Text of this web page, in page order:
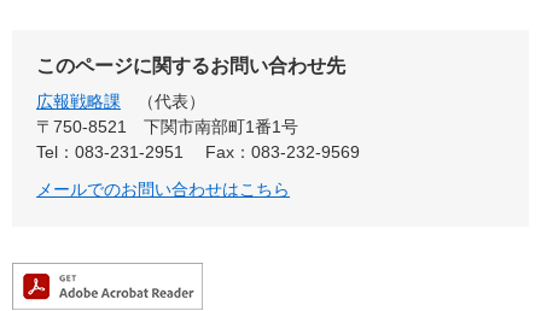
このページに関するお問い合わせ先
広報戦略課
代表
〒750-8521
下関市南部町1番1号
Tel：083-231-2951
Fax：083-232-9569
メールでのお問い合わせはこちら